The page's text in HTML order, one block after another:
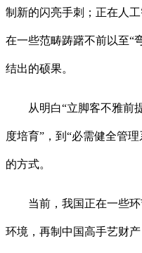
制新的闪亮手刺；正在人
在一些范畴踌躇不前以至“
结出的硕果。
从明白“立脚客不雅前提
度培育”，到“必需健全管
的方式。
当前，我国正在一些环
环境，再制中国高手艺财